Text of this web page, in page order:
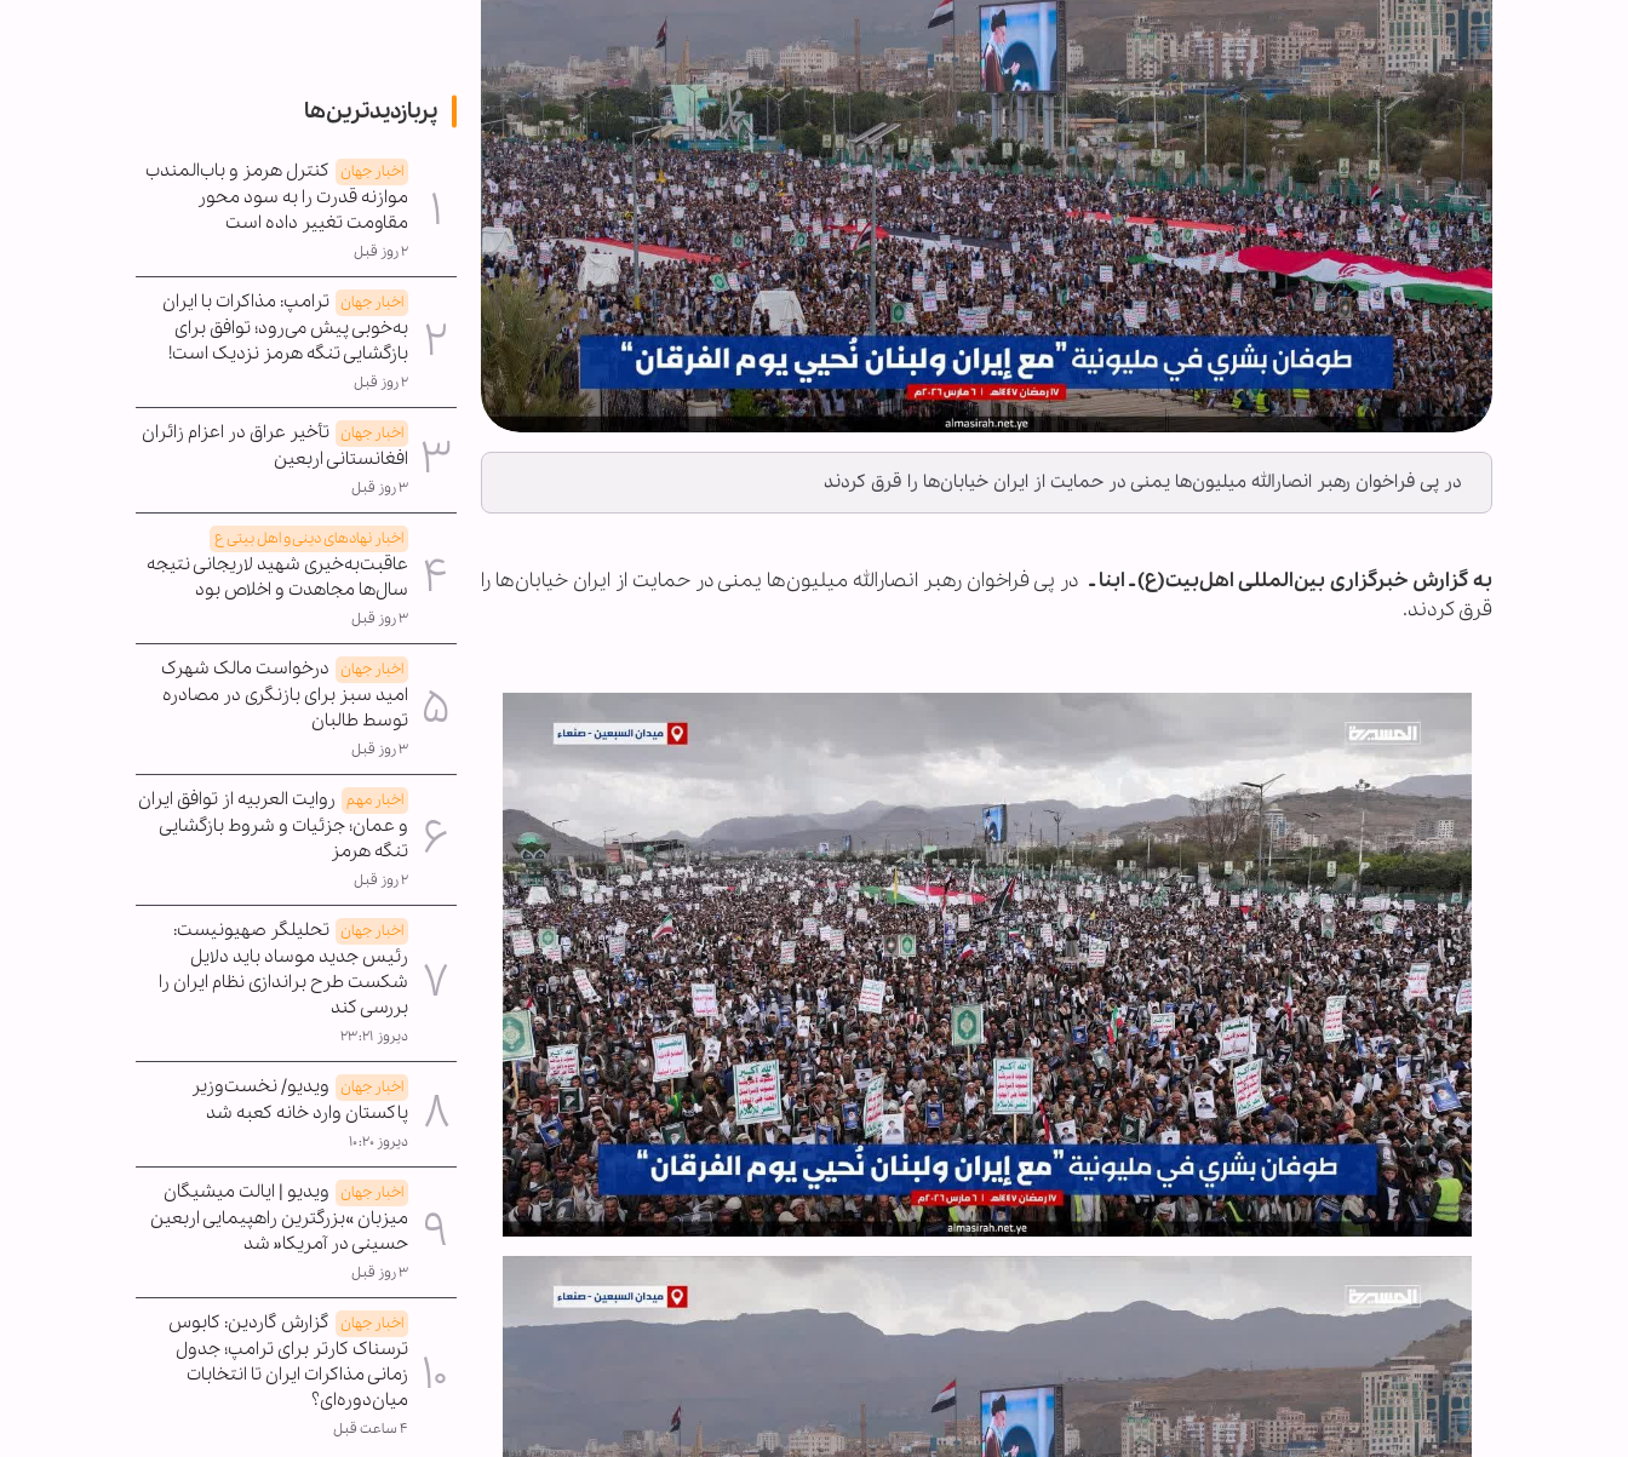
در پی فراخوان رهبر انصارالله میلیون‌ها یمنی در حمایت از ایران خیابان‌ها را قرق کردند
به گزارش خبرگزاری بین‌المللی اهل‌بیت(ع) ـ ابنا ـ در پی فراخوان رهبر انصارالله میلیون‌ها یمنی در حمایت از ایران خیابان‌ها را
قرق کردند.
پربازدیدترین‌ها
اخبار جهان کنترل هرمز و باب‌المندب
موازنه قدرت را به سود محور
مقاومت تغییر داده است
۲ روز قبل
اخبار جهان ترامپ: مذاکرات با ایران
به‌خوبی پیش می‌رود؛ توافق برای
بازگشایی تنگه هرمز نزدیک است!
۲ روز قبل
اخبار جهان تأخیر عراق در اعزام زائران
افغانستانی اربعین
۳ روز قبل
اخبار نهادهای دینی و اهل بیتی ع
عاقبت‌به‌خیری شهید لاریجانی نتیجه
سال‌ها مجاهدت و اخلاص بود
۳ روز قبل
اخبار جهان درخواست مالک شهرک
امید سبز برای بازنگری در مصادره
توسط طالبان
۳ روز قبل
اخبار مهم روایت العربیه از توافق ایران
و عمان؛ جزئیات و شروط بازگشایی
تنگه هرمز
۲ روز قبل
اخبار جهان تحلیلگر صهیونیست:
رئیس جدید موساد باید دلایل
شکست طرح براندازی نظام ایران را
بررسی کند
دیروز ۲۳:۲۱
اخبار جهان ویدیو/ نخست‌وزیر
پاکستان وارد خانه کعبه شد
دیروز ۱۰:۲۰
اخبار جهان ویدیو | ایالت میشیگان
میزبان »بزرگترین راهپیمایی اربعین
حسینی در آمریکا« شد
۳ روز قبل
اخبار جهان گزارش گاردین: کابوس
ترسناک کارتر برای ترامپ؛ جدول
زمانی مذاکرات ایران تا انتخابات
میان‌دوره‌ای؟
۴ ساعت قبل